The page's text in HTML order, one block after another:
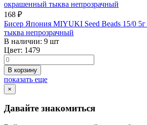
168 ₽
Бисер Япония MIYUKI Seed Beads 15/0
тыква непрозрачный
В наличии: 9 шт
Цвет: 1479
В корзину
показать еще
×
Давайте знакомиться